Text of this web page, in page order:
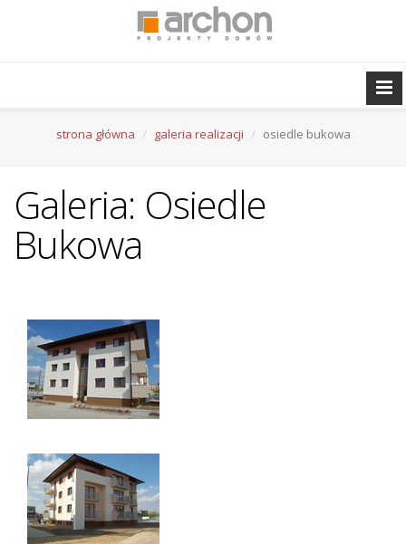
strona główna galeria realizacji osiedle bukowa
Galeria: Osiedle
Bukowa